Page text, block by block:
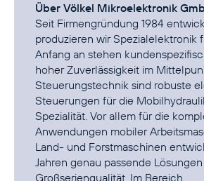
Über Völkel Mikroelektronik
Seit Firmengründung 1984
produzieren wir Spezialelektronik
Anfang an stehen
hoher Zuverlässigkeit im
Steuerungstechnik sind robuste
Steuerungen für die
Spezialität. Vor allem für die
Anwendungen mobiler
Land- und Forstmaschinen
Jahren genau passende
Großserienqualität. Im Bereich